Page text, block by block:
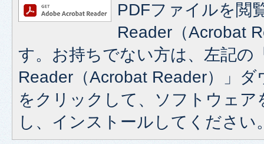
PDFファイルを閲
Reader（Acrobat
す。お持ちでない方は、左記の
Reader（Acrobat Reader）」
をクリックして、ソフトウェア
し、インストールしてください